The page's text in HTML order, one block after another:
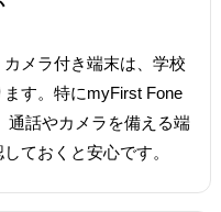
メラ付き端末は、学校
す。特にmyFirst Fone
通話やカメラを備える端
ておくと安心です。